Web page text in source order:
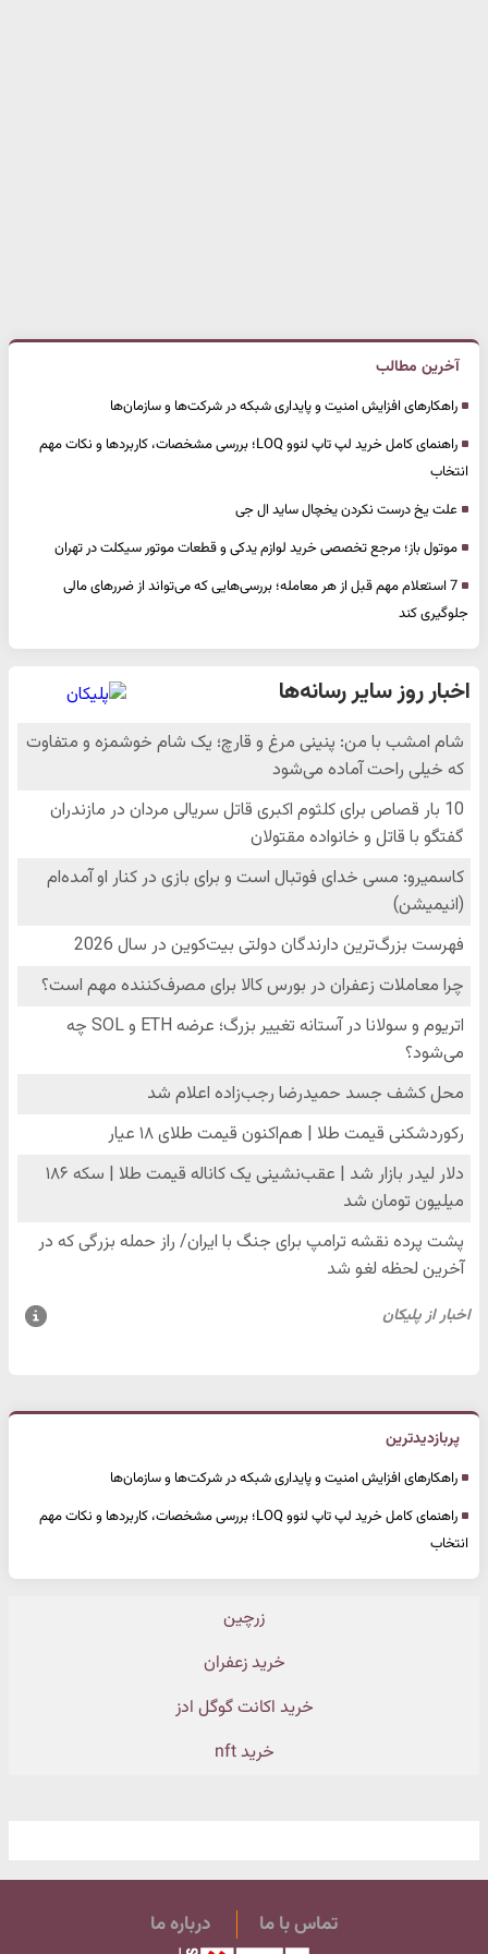
آخرین مطالب
راهکارهای افزایش امنیت و پایداری شبکه در شرکت‌ها و سازمان‌ها
راهنمای کامل خرید لپ تاپ لنوو LOQ؛ بررسی مشخصات، کاربردها و نکات مهم
انتخاب
علت یخ درست نکردن یخچال ساید ال جی
موتول باز؛ مرجع تخصصی خرید لوازم یدکی و قطعات موتور سیکلت در تهران
7 استعلام مهم قبل از هر معامله؛ بررسی‌هایی که می‌تواند از ضررهای مالی
جلوگیری کند
پربازدیدترین
راهکارهای افزایش امنیت و پایداری شبکه در شرکت‌ها و سازمان‌ها
راهنمای کامل خرید لپ تاپ لنوو LOQ؛ بررسی مشخصات، کاربردها و نکات مهم
انتخاب
زرچین
خرید زعفران
خرید اکانت گوگل ادز
خرید nft
تماس با ما درباره ما